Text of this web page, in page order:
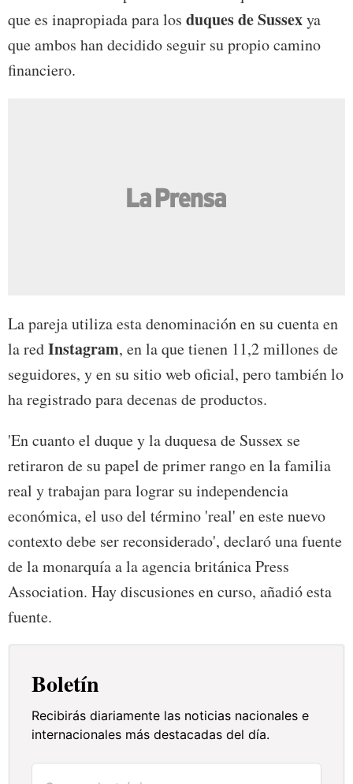
que es inapropiada para los duques de Sussexya
que ambos han decidido seguir su propio camino
financiero.
La pareja utiliza esta denominación en su cuenta en
la redInstagram, en la que tienen 11,2 millones de
seguidores, y en su sitio web oficial, pero también lo
ha registrado para decenas de productos.
'En cuanto el duque y la duquesa de Sussex se
retiraron de su papel de primer rango en la familia
real y trabajan para lograr su independencia
económica, el uso del término 'real' en este nuevo
contexto debe ser reconsiderado', declaró una fuente
de la monarquía a la agencia británica Press
Association. Hay discusiones en curso, añadió esta
fuente.
Boletín
Recibirás diariamente las noticias nacionales e
internacionales más destacadas del día.